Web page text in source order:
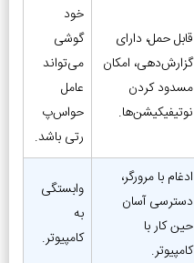
قابل حمل، دارای
گزارش‌دهی، امکان
مسدود کردن
نوتیفیکیشن‌ها.
خود
گوشی
می‌تواند
عامل
حواس‌پ
رتی باشد.
ادغام با مرورگر،
دسترسی آسان
حین کار با
کامپیوتر.
وابستگی
به
کامپیوتر.